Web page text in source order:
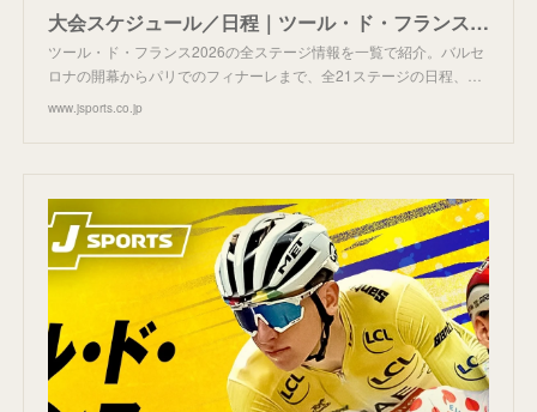
大会スケジュール／日程｜ツール・ド・フランス2026｜サイクルロードレース｜J SPORTS【公式】
ツール・ド・フランス2026の全ステージ情報を一覧で紹介。バルセ
ロナの開幕からパリでのフィナーレまで、全21ステージの日程、…
www.jsports.co.jp